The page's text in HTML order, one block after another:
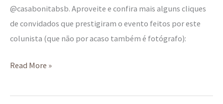
@casabonitabsb. Aproveite e confira mais alguns cliques
de convidados que prestigiram o evento feitos por este
colunista (que não por acaso também é fotógrafo):
Read More »